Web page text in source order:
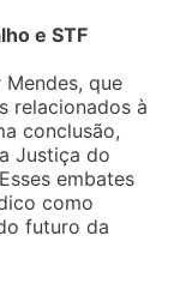
e STF
que
relacionados à
conclusão,
Justiça do
embates
como
futuro da